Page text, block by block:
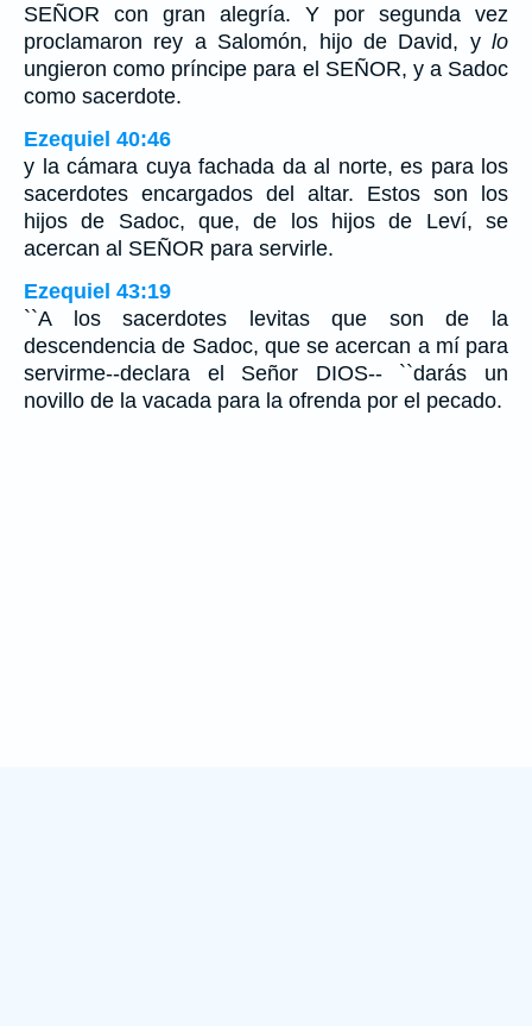
SEÑOR con gran alegría. Y por segunda vez
proclamaron rey a Salomón, hijo de David, y lo
ungieron como príncipe para el SEÑOR, y a Sadoc
como sacerdote.
Ezequiel 40:46
y la cámara cuya fachada da al norte, es para los
sacerdotes encargados del altar. Estos son los
hijos de Sadoc, que, de los hijos de Leví, se
acercan al SEÑOR para servirle.
Ezequiel 43:19
``A los sacerdotes levitas que son de la
descendencia de Sadoc, que se acercan a mí para
servirme--declara el Señor DIOS-- ``darás un
novillo de la vacada para la ofrenda por el pecado.